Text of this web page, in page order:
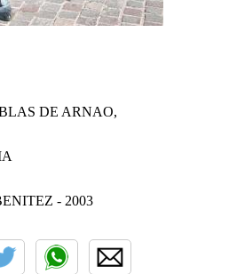
DE ARNAO,
- 2003